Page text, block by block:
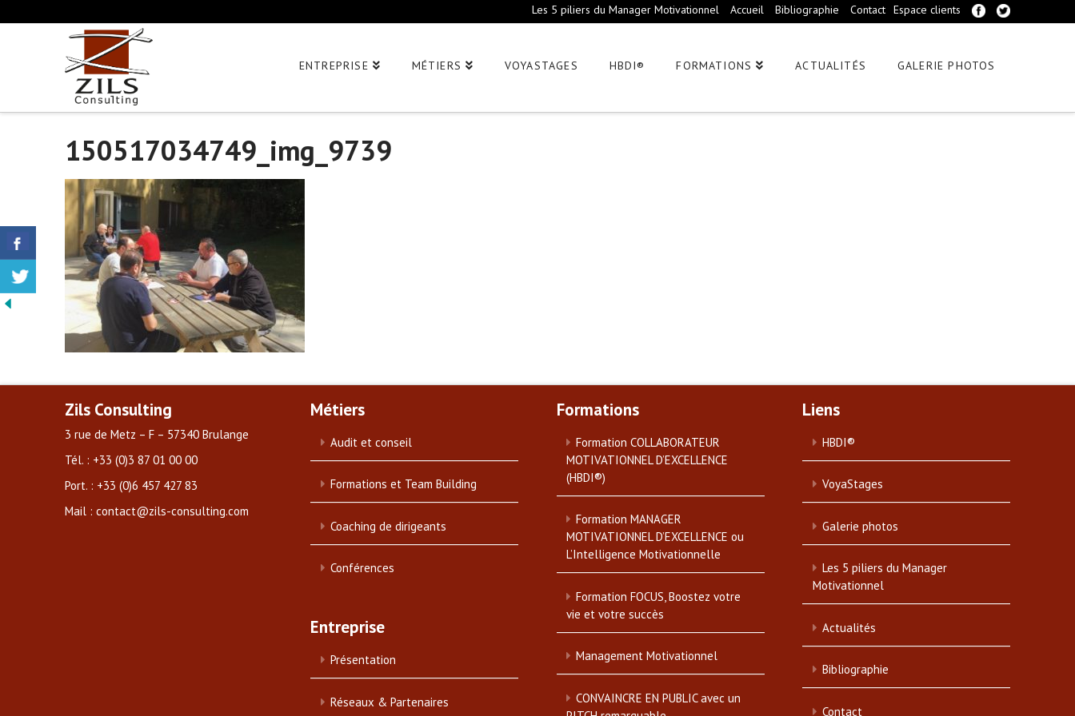
Les 5 piliers du Manager Motivationnel Accueil Bibliographie Contact Espace clients
ENTREPRISE MÉTIERS VOYASTAGES HBDI® FORMATIONS ACTUALITÉS GALERIE PHOTOS
150517034749_img_9739
Zils Consulting
3 rue de Metz – F – 57340 Brulange
Tél. : +33 (0)3 87 01 00 00
Port. : +33 (0)6 457 427 83
Mail : contact@zils-consulting.com
Métiers
Audit et conseil
Formations et Team Building
Coaching de dirigeants
Conférences
Entreprise
Présentation
Réseaux & Partenaires
Formations
Formation COLLABORATEUR
MOTIVATIONNEL D’EXCELLENCE
(HBDI®)
Formation MANAGER
MOTIVATIONNEL D’EXCELLENCE ou
L’Intelligence Motivationnelle
Formation FOCUS, Boostez votre
vie et votre succès
Management Motivationnel
CONVAINCRE EN PUBLIC avec un
Liens
HBDI®
VoyaStages
Galerie photos
Les 5 piliers du Manager
Motivationnel
Actualités
Bibliographie
Contact